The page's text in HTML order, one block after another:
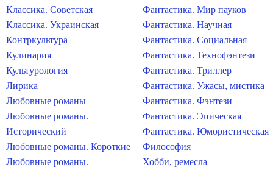
Классика. Советская
Классика. Украинская
Контркультура
Кулинария
Культурология
Лирика
Любовные романы
Любовные романы.
Исторический
Любовные романы. Короткие
Любовные романы.
Фантастика. Мир пауков
Фантастика. Научная
Фантастика. Социальная
Фантастика. Технофэнтези
Фантастика. Триллер
Фантастика. Ужасы, мистика
Фантастика. Фэнтези
Фантастика. Эпическая
Фантастика. Юмористическая
Философия
Хобби, ремесла